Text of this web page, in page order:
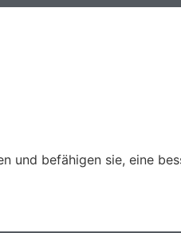
und befähigen sie, eine